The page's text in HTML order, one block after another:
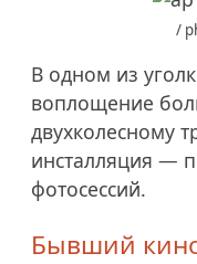
/
В одном из
воплощение
двухколесному
инсталляция —
фотосессий.
Бывший